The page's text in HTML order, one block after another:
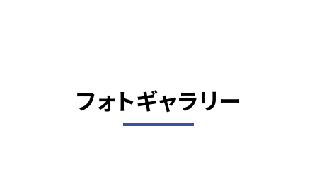
フォトギャラリー